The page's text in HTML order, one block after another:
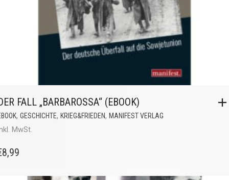
FALL „BARBAROSSA“ (EBOOK)
, GESCHICHTE, KRIEG&FRIEDEN, MANIFEST VERLAG
MwSt.
8,99